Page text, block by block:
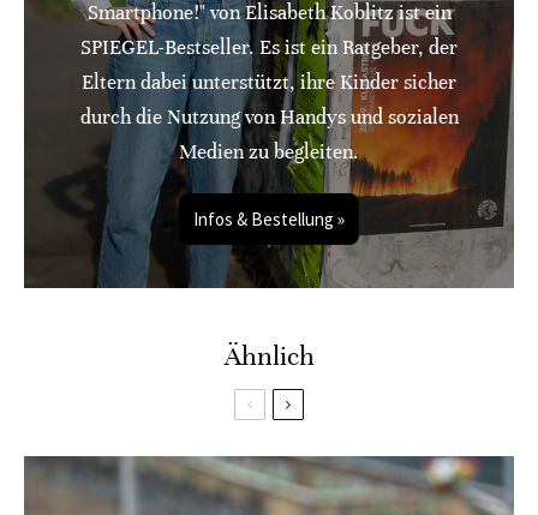
Smartphone!" von Elisabeth Koblitz ist ein
SPIEGEL-Bestseller. Es ist ein Ratgeber, der
Eltern dabei unterstützt, ihre Kinder sicher
durch die Nutzung von Handys und sozialen
Medien zu begleiten.
Infos & Bestellung »
Ähnlich